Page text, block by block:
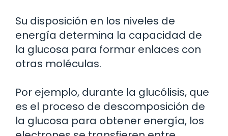
Su disposición en los niveles de
energía determina la capacidad de
la glucosa para formar enlaces con
otras moléculas.
Por ejemplo, durante la glucólisis, que
es el proceso de descomposición de
la glucosa para obtener energía, los